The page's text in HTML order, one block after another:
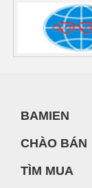
BAMIEN
CHÀO BÁN
TÌM MUA